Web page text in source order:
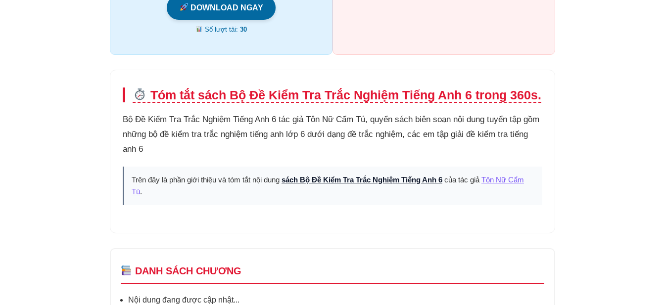
DOWNLOAD NGAY
Số lượt tải: 30
Tóm tắt sách Bộ Đề Kiểm Tra Trắc Nghiệm Tiếng Anh 6 trong 360s.
Bộ Đề Kiểm Tra Trắc Nghiệm Tiếng Anh 6 tác giả Tôn Nữ Cẩm Tú, quyển sách biên soạn nội dung tuyển tập gồm
những bộ đề kiểm tra trắc nghiệm tiếng anh lớp 6 dưới dạng đề trắc nghiệm, các em tập giải đề kiểm tra tiếng
anh 6
Trên đây là phần giới thiệu và tóm tắt nội dung sách Bộ Đề Kiểm Tra Trắc Nghiệm Tiếng Anh 6 của tác giả Tôn Nữ Cẩm
Tú.
DANH SÁCH CHƯƠNG
Nội dung đang được cập nhật...